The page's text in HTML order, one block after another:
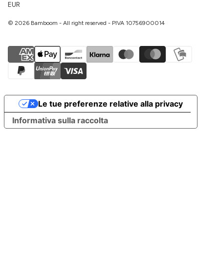
EUR
© 2026 Bamboom - All right reserved - PIVA 10756900014
Informativa sulla raccolta
Le tue preferenze relative alla privacy